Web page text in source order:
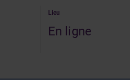
Lieu
En ligne